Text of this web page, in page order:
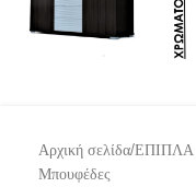
Αρχική σελίδα/
Μπουφέδες